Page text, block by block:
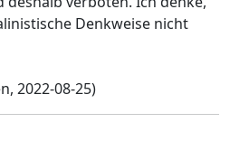
Denkweise nicht
2022-08-25)